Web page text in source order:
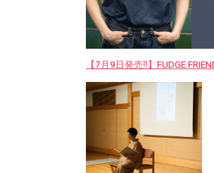
【7月9日発売‼︎】FUDGE